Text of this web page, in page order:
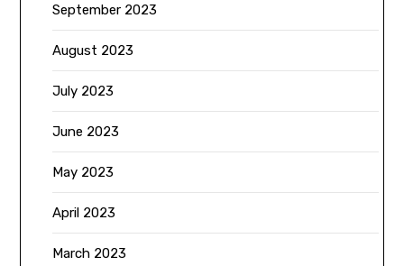
September 2023
August 2023
July 2023
June 2023
May 2023
April 2023
March 2023